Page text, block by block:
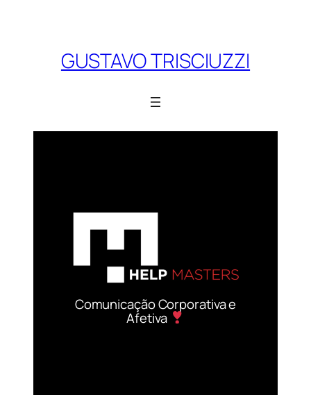
GUSTAVO TRISCIUZZI
Comunicação Corporativa e
Afetiva